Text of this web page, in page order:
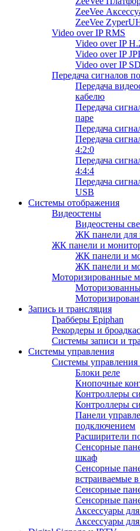
ZeeVee
ZeeVee
Video over IP RMS
Video over IP
Video over IP
Video over IP
Передача сигналов
Передача
кабелю
Передача
паре
Передача
Передача
4:2:0
Передача
4:4:4
Передача
USB
Системы отображения
Видеостены
Видеостены
ЖК панели для
ЖК панели и
ЖК панели и
ЖК панели и
Моторизированные
Запись и трансляция
Грабберы Epiphan
Рекордеры и
Системы записи и
Системы управления
Системы управления
Блоки реле
Кнопочные
Контроллеры
Контроллеры
Панели
подключением
Расширители
Сенсорные
шкаф
Сенсорные
встраиваемые
Сенсорные
Сенсорные
Аксессуары
Аксессуары